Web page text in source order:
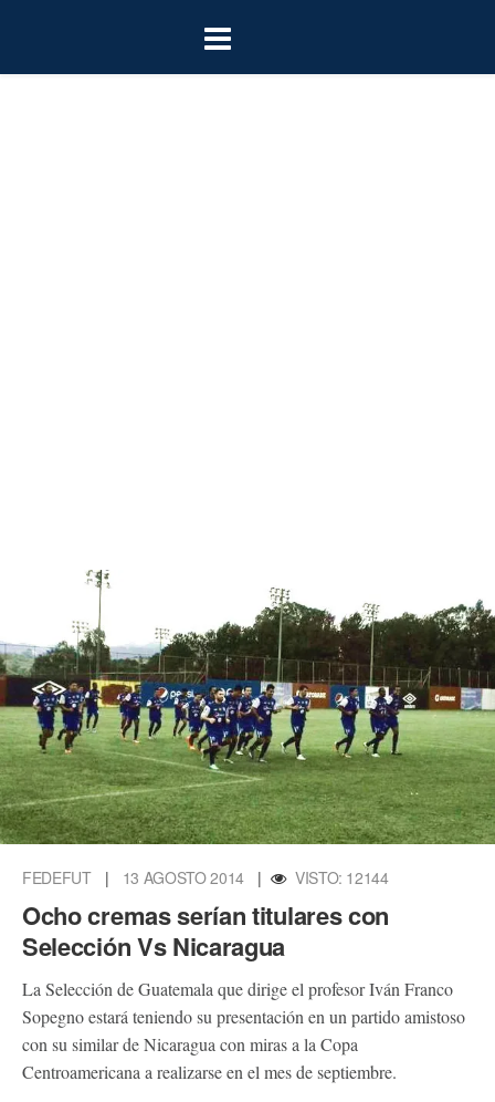
FEDEFUT | 13 AGOSTO 2014 | VISTO: 12144
Ocho cremas serían titulares con
Selección Vs Nicaragua
La Selección de Guatemala que dirige el profesor Iván Franco
Sopegno estará teniendo su presentación en un partido amistoso
con su similar de Nicaragua con miras a la Copa
Centroamericana a realizarse en el mes de septiembre.